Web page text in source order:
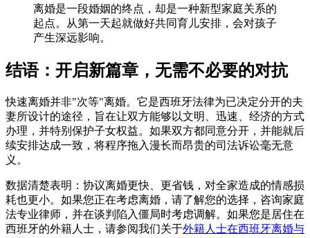
离婚是一段婚姻的终点，却是一种新型家庭关系的
起点。从第一天起就做好共同育儿安排，会对孩子
产生深远影响。
结语：开启新篇章，无需不必要的对抗
快速离婚并非"次等"离婚。它是西班牙法律为已决定分开的夫
妻所设计的途径，旨在让双方能够以文明、迅速、经济的方式
办理，并特别保护子女权益。如果双方都同意分开，并能就后
续安排达成一致，将程序拖入漫长而昂贵的司法诉讼毫无意
义。
数据清楚表明：协议离婚更快、更省钱，对全家造成的情感损
耗也更小。如果您正在考虑离婚，请了解您的选择，咨询家庭
法专业律师，并在谈判陷入僵局时考虑调解。如果您是居住在
西班牙的外籍人士，请参阅我们关于外籍人士在西班牙离婚与